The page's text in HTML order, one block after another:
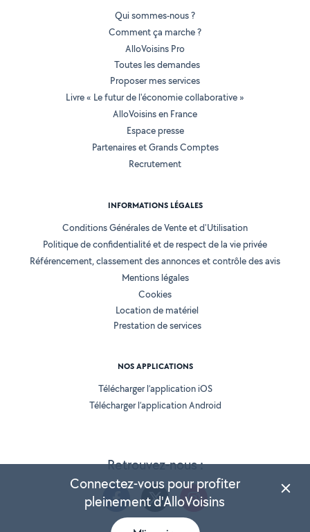
Retrouvez-nous :
Qui sommes-nous ?
Comment ça marche ?
AlloVoisins Pro
Toutes les demandes
Proposer mes services
Livre « Le futur de l'économie collaborative »
AlloVoisins en France
Espace presse
Partenaires et Grands Comptes
Recrutement
INFORMATIONS LÉGALES
Conditions Générales de Vente et d'Utilisation
Politique de confidentialité et de respect de la vie privée
Référencement, classement des annonces et contrôle des avis
Mentions légales
Cookies
Location de matériel
Prestation de services
NOS APPLICATIONS
Télécharger l’application iOS
Télécharger l’application Android
Connectez-vous pour profiter
pleinement d'AlloVoisins